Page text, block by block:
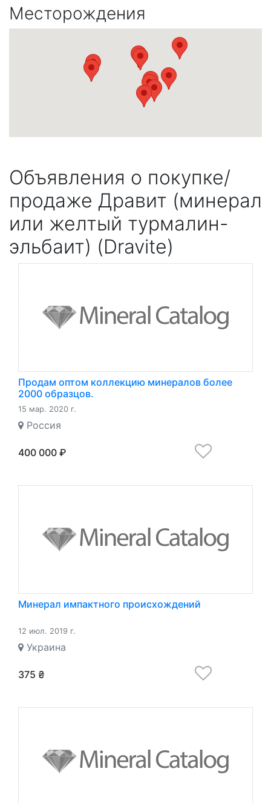
Месторождения
Объявления о покупке/
продаже Дравит (минерал
или желтый турмалин-
эльбаит) (Dravite)
Продам оптом коллекцию минералов более
2000 образцов.
15 мар. 2020 г.
Россия
400 000 ₽
Минерал импактного происхождений
12 июл. 2019 г.
Украина
375 ₴